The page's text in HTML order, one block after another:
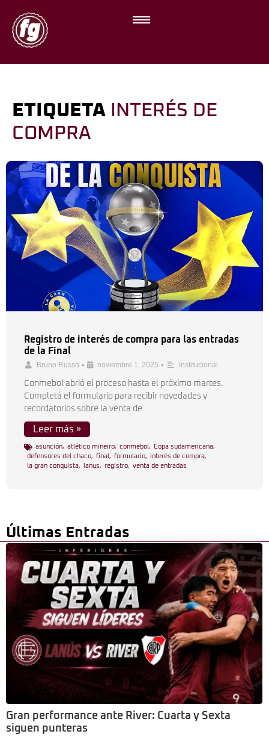
ETIQUETA
INTERÉS DE
COMPRA
Registro de interés de compra para las entradas
de la Final
Bruno Russo • noviembre 1, 2025 • Institucional
Conmebol abrió el proceso hasta el próximo martes.
Completá el formulario para recibir novedades y
recordatorios sobre la venta de
Leer más »
asunción, atlético mineiro, conmebol , Copa sudamericana,
defensores del chaco, final , formulario, interés de compra,
la gran conquista, lanus, registro, venta de entradas
Últimas Entradas
Gran performance ante River: Cuarta y Sexta
siguen punteras